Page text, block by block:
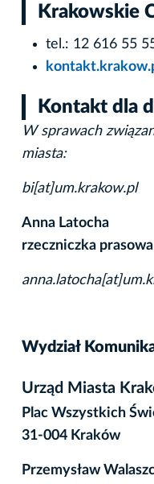
Krakowskie
tel.: 12 616 55
Kontakt dla
W sprawach
miasta:
bi[at]um.krakow.pl
Anna Latocha
rzeczniczka
Wydział
Urząd Miasta
Plac Wszystkich
31-004 Kraków
Przemysław